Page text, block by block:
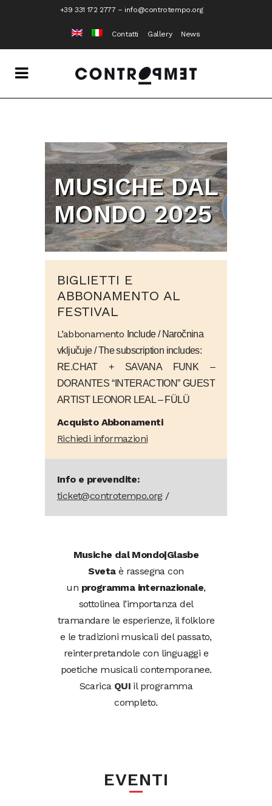
+39 331 172 2777 – info@controtempo.org
Contatti Gallery News
MUSICHE DAL
MONDO 2025
BIGLIETTI E
ABBONAMENTO AL
FESTIVAL
L’abbonamento Include / Naročnina
vključuje / The subscription includes:
RE.CHAT + SAVANA FUNK –
DORANTES “INTERACTION” GUEST
ARTIST LEONOR LEAL – FÜLÜ
Acquisto Abbonamenti
Richiedi informazioni
Info e prevendite:
ticket@controtempo.org/
Musiche dal Mondo|Glasbe
Svetaè rassegna con
un programma internazionale,
sottolinea l’importanza del
tramandare le esperienze, il folklore
e le tradizioni musicali del passato,
reinterpretandole con linguaggi e
poetiche musicali contemporanee.
Scarica QUI il programma
completo.
EVENTI